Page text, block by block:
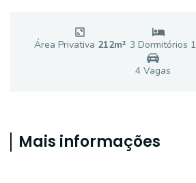
Área Privativa 212m² 3 Dormitórios 1
4 Vagas
Mais informações